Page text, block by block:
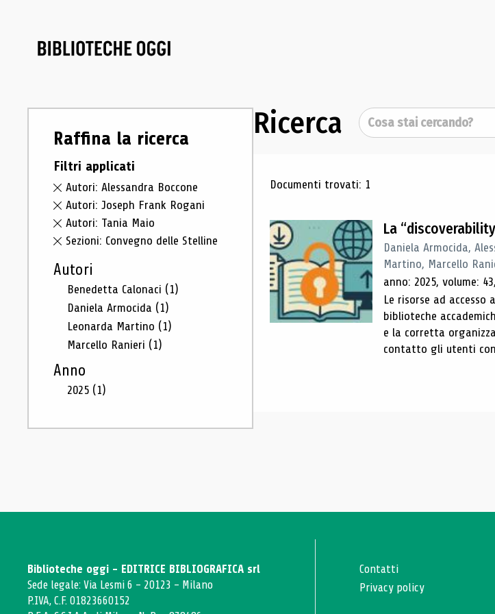
Raffina la ricerca
Filtri applicati
Autori: Alessandra Boccone
Autori: Joseph Frank Rogani
Autori: Tania Maio
Sezioni: Convegno delle Stelline
Autori
Benedetta Calonaci (1)
Daniela Armocida (1)
Leonarda Martino (1)
Marcello Ranieri (1)
Anno
2025 (1)
Ricerca Cerca
Risultati di ricerca
Documenti trovati: 1
La
Daniela Armocida,
Martino, Marcello
anno: 2025, volume:
Le risorse ad
biblioteche
e la corretta
contatto gli utenti con
Biblioteche oggi - EDITRICE BIBLIOGRAFICA srl
Sede legale: Via Lesmi 6 - 20123 - Milano
P.IVA, C.F. 01823660152
Contatti
Privacy policy